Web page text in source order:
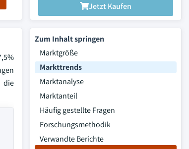
Jetzt Kaufen
die
Zum Inhalt springen
Marktgröße
Markttrends
Marktanalyse
Marktanteil
Häufig gestellte Fragen
Forschungsmethodik
Verwandte Berichte